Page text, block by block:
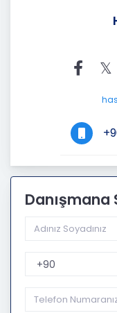
Danışmana
Telefon Kodu